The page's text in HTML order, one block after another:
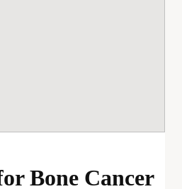
Bone Cancer